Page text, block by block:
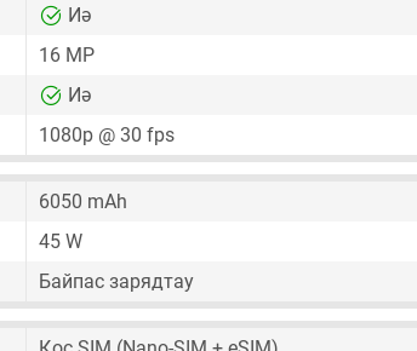
Иә
16 MP
Иә
1080p @ 30 fps
6050 mAh
45 W
Байпас зарядтау